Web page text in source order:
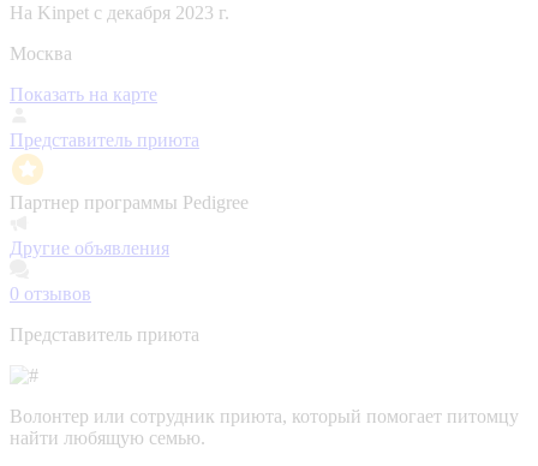
На Kinpet c декабря 2023 г.
Москва
Показать на карте
Представитель приюта
Партнер программы Pedigree
Другие объявления
0 отзывов
Представитель приюта
Волонтер или сотрудник приюта, который помогает питомцу
найти любящую семью.